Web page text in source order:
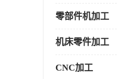
零部件机加工
机床零件加工
CNC加工